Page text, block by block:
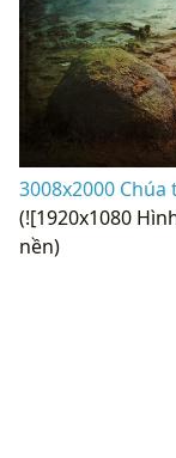
3008x2000
(![1920x1080
nền)